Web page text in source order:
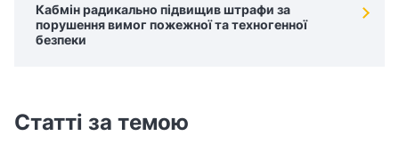
Кабмін радикально підвищив штрафи за
порушення вимог пожежної та техногенної
безпеки
Статті за темою